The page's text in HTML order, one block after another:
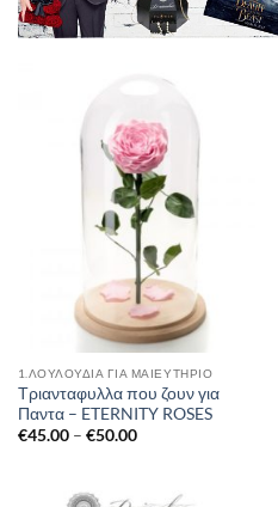
1.ΛΟΥΛΟΥΔΙΑ ΓΙΑ ΜΑΙΕΥΤΗΡΙΟ
Τριανταφυλλα που ζουν για
Παντα – ETERNITY ROSES
€45.00 – €50.00Price
€50.00